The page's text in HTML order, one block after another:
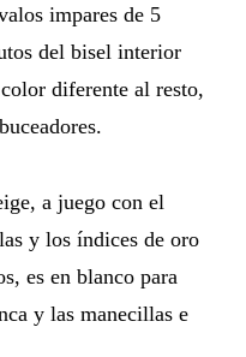
impares de 5
del bisel interior
diferente al resto,
a juego con el
y los índices de oro
es en blanco para
y las manecillas e